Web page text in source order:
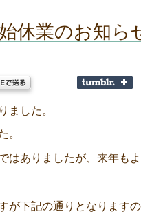
休業のお知ら
ました。
。
はありましたが、来年も
が下記の通りとなります